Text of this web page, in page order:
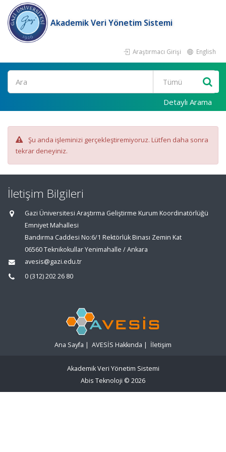
Akademik Veri Yönetim Sistemi
Araştırmacı Girişi English
Ara
Detaylı Arama
Şu anda işleminizi gerçekleştiremiyoruz. Lütfen daha sonra
tekrar deneyiniz.
İletişim Bilgileri
Gazi Üniversitesi Araştırma Geliştirme Kurum Koordinatörlüğü
Emniyet Mahallesi
Bandırma Caddesi No:6/1 Rektörlük Binası Zemin Kat
06560 Teknikokullar Yenimahalle / Ankara
avesis@gazi.edu.tr
0 (312) 202 26 80
Ana Sayfa | AVESİS Hakkında | İletişim
Akademik Veri Yönetim Sistemi
Abis Teknoloji © 2026